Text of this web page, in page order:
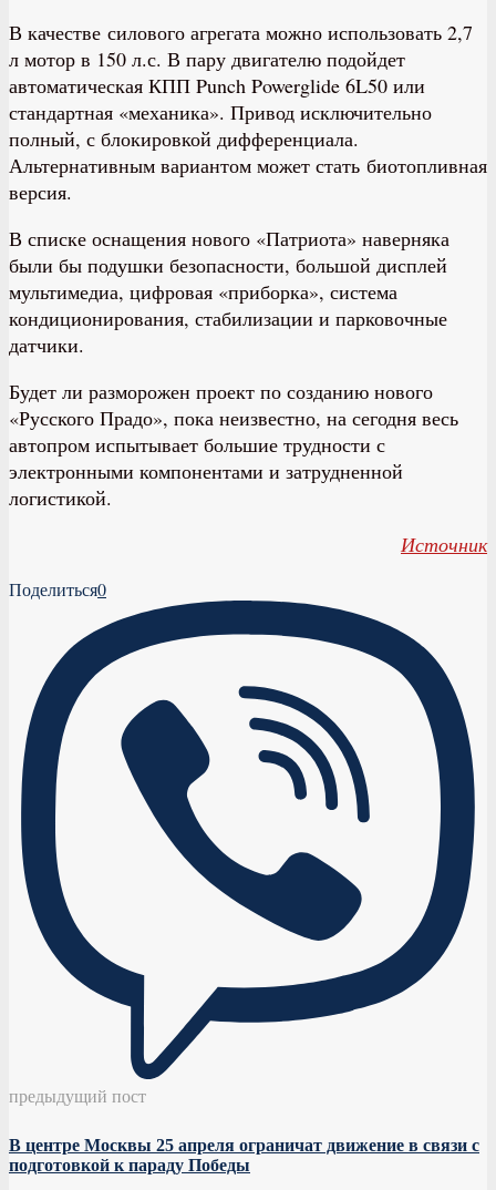
В качестве силового агрегата можно использовать 2,7
л мотор в 150 л.с. В пару двигателю подойдет
автоматическая КПП Punch Powerglide 6L50 или
стандартная «механика». Привод исключительно
полный, с блокировкой дифференциала.
Альтернативным вариантом может стать биотопливная
версия.
В списке оснащения нового «Патриота» наверняка
были бы подушки безопасности, большой дисплей
мультимедиа, цифровая «приборка», система
кондиционирования, стабилизации и парковочные
датчики.
Будет ли разморожен проект по созданию нового
«Русского Прадо», пока неизвестно, на сегодня весь
автопром испытывает большие трудности с
электронными компонентами и затрудненной
логистикой.
Источник
Поделиться0
предыдущий пост
В центре Москвы 25 апреля ограничат движение в связи с
подготовкой к параду Победы